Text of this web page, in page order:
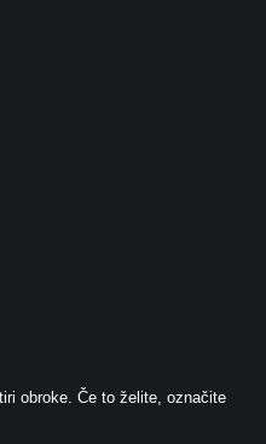
obroke. Če to želite, označite